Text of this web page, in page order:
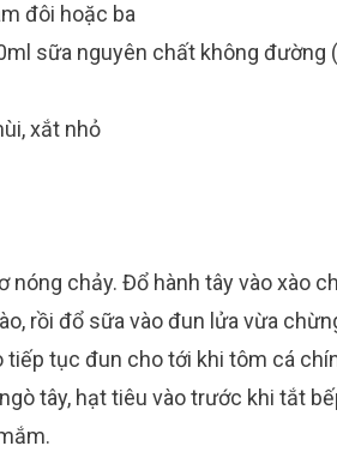
đôi hoặc ba
sữa nguyên chất không đường
xắt nhỏ
nóng chảy. Đổ hành tây vào xào
rồi đổ sữa vào đun lửa vừa
tiếp tục đun cho tới khi tôm cá
tây, hạt tiêu vào trước khi tắt